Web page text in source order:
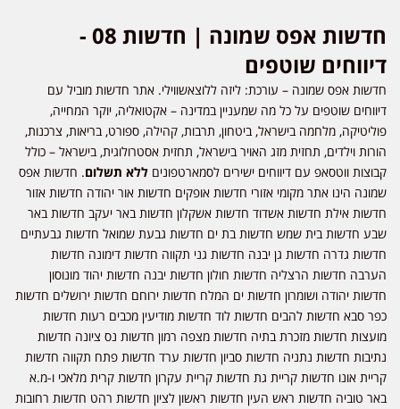
חדשות אפס שמונה | חדשות 08 -
דיווחים שוטפים
חדשות אפס שמונה – עורכת: ליזה ללוצאשווילי. אתר חדשות מוביל עם
דיווחים שוטפים על כל מה שמעניין במדינה – אקטואליה, יוקר המחייה,
פוליטיקה, מלחמה בישראל, ביטחון, תרבות, קהילה, ספורט, בריאות, צרכנות,
הורות וילדים, תחזית מזג האויר בישראל, תחזית אסטרולוגית, בישראל – כולל
קבוצות ווטסאפ עם דיווחים ישירים לסמארטפונים ללא תשלום. חדשות אפס
שמונה הינו אתר מקומי אזורי חדשות אופקים חדשות אור יהודה חדשות אזור
חדשות אילת חדשות אשדוד חדשות אשקלון חדשות באר יעקב חדשות באר
שבע חדשות בית שמש חדשות בת ים חדשות גבעת שמואל חדשות גבעתיים
חדשות גדרה חדשות גן יבנה חדשות גני תקווה חדשות דימונה חדשות
הערבה חדשות הרצליה חדשות חולון חדשות יבנה חדשות יהוד מונוסון
חדשות יהודה ושומרון חדשות ים המלח חדשות ירוחם חדשות ירושלים חדשות
כפר סבא חדשות להבים חדשות לוד חדשות מודיעין מכבים רעות חדשות
מועצות חדשות מזכרת בתיה חדשות מצפה רמון חדשות נס ציונה חדשות
נתיבות חדשות נתניה חדשות סביון חדשות ערד חדשות פתח תקווה חדשות
קריית אונו חדשות קריית גת חדשות קריית עקרון חדשות קרית מלאכי ו-מ.א
באר טוביה חדשות ראש העין חדשות ראשון לציון חדשות רהט חדשות רחובות